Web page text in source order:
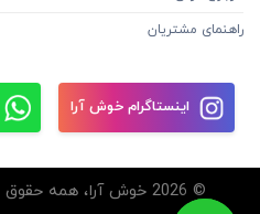
راهنمای مشتریان
اینستاگرام خوش آرا
© 2026 خوش آرا، همه حقوق این وبسایت محفوظ است.